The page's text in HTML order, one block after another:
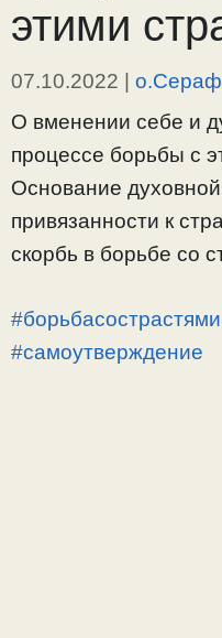
этими
07.10.2022 |
О вменении себе и
процессе борьбы с
Основание
привязанности к
скорбь в борьбе со
#борьбасострастями
#самоутверждение